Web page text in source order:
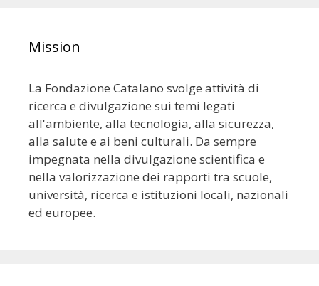
Mission
La Fondazione Catalano svolge attività di
ricerca e divulgazione sui temi legati
all'ambiente, alla tecnologia, alla sicurezza,
alla salute e ai beni culturali. Da sempre
impegnata nella divulgazione scientifica e
nella valorizzazione dei rapporti tra scuole,
università, ricerca e istituzioni locali, nazionali
ed europee.